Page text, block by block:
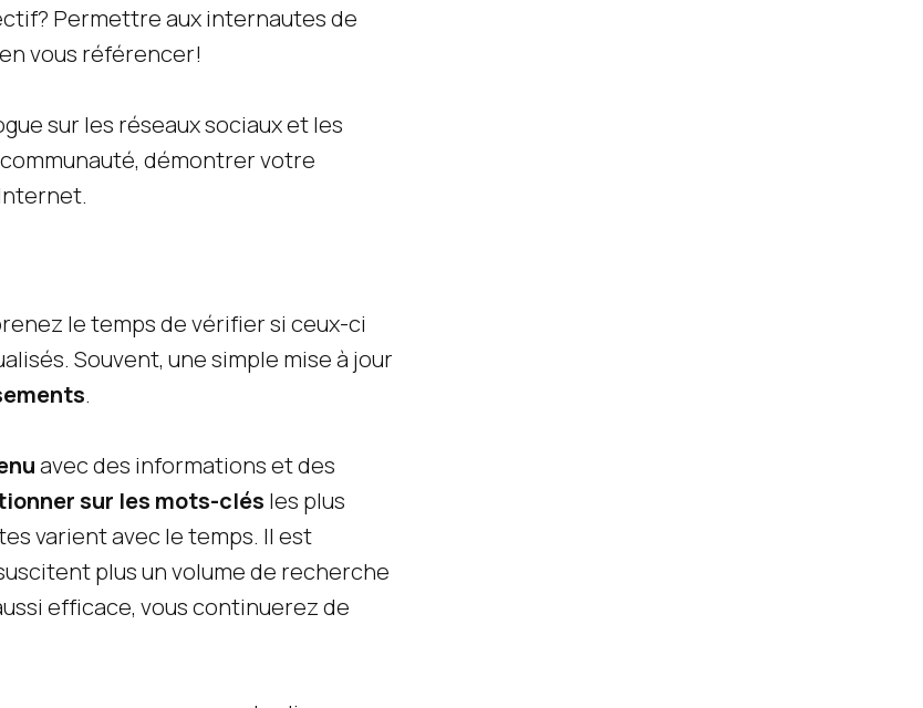
Permettre aux internautes de
vous référencer!
sur les réseaux sociaux et les
démontrer votre
le temps de vérifier si ceux-ci
Souvent, une simple mise à jour
.
avec des informations et des
sur les mots-clés les plus
varient avec le temps. Il est
plus un volume de recherche
efficace, vous continuerez de